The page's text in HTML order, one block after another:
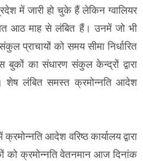
में जारी हो चुके हैं लेकिन ग्वालियर
आठ माह से लंबित हैं। उनमें जो भी
प्राचायों को समय सीमा निर्धारित
बुकों का संधारण संकुल केन्द्रों द्वारा
शेष लंबित समस्त क्रमोन्नति आदेश
आदेश वरिष्ठ कार्यालय द्वारा
को क्रमोन्नति वेतनमान आज दिनांक